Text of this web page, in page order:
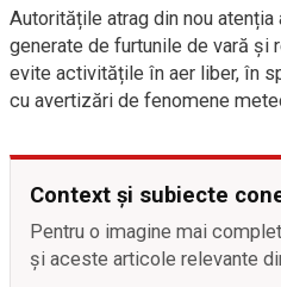
Autoritățile atrag din nou
generate de furtunile de vară și
evite activitățile în aer liber, în
cu avertizări de fenomene
Context și subiecte
Pentru o imagine mai
și aceste articole relevante